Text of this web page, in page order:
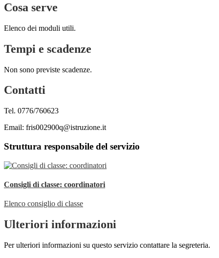
Cosa serve
Elenco dei moduli utili.
Tempi e scadenze
Non sono previste scadenze.
Contatti
Tel. 0776/760623
Email: fris002900q@istruzione.it
Struttura responsabile del servizio
Consigli di classe: coordinatori
Elenco consiglio di classe
Ulteriori informazioni
Per ulteriori informazioni su questo servizio contattare la segreteria.